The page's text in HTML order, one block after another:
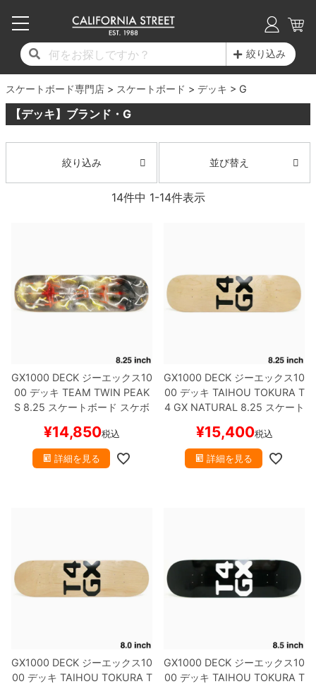
絞り込み
スケートボード専門店 スケートボード デッキ G
【デッキ】ブランド・G
絞り込み 並び替え
14件中 1-14件表示
GX1000 DECK ジーエックス10
00 デッキ TEAM TWIN PEAK
S 8.25 スケートボード スケボ
¥14,850税込
詳細を見る
GX1000 DECK ジーエックス10
00 デッキ TAIHOU TOKURA T
4 GX NATURAL 8.25 スケート
¥15,400税込
詳細を見る
GX1000 DECK ジーエックス10
00 デッキ TAIHOU TOKURA T
GX1000 DECK ジーエックス10
00 デッキ TAIHOU TOKURA T
17時までのご注文は当日発送！
11,000円以上で送料無料！
毎月1日はポイント5倍！10日と20日は3倍！
コンプリートセット（完成品）
デッキ
17時までのご注文は当日発送！
11,000円以上で送料無料！
毎月1日はポイント5倍！10日と20日は3倍！
デッキ新着一覧
デッキブランド一覧（全てのデッキ）
サイズからデッキを選ぶ
子供用デッキ
7.0inch以下
7.2inch
7.8inch
8.0inch
8.1inch
8.2inch
8.5inch
8.6inch
8.8inch
17時までのご注文は当日発送！
11,000円以上で送料無料！
毎月1日はポイント5倍！10日と20日は3倍！
トラック新着一覧
トラックブランド一覧（全てのトラック）
適合デッキサイズから選ぶ
7.0inch以下
7.2inch
7.3inch
7.9inch
8.1inch
8.2inch
8.3inch
8.6inch
8.7inch
8.9inch
17時までのご注文は当日発送！
11,000円以上で送料無料！
毎月1日はポイント5倍！10日と20日は3倍！
ウィール新着一覧
ウィールブランド一覧（全てのウィール）
ウィールをサイズから選ぶ
50mm
51mm
52mm
57mm
59mm
60mm
62mm
65mm
70mm
75mm
ボーンズ XF（エックスフォーミュラ）
パウエルペラルタ DF（ドラゴンフォーミュ
ラ）
ソフトウィール（クルーザー）
デッキテープ
パーツ・その他
ヘルメット・パッド
メディア（雑誌・DVD・CD）
17時までのご注文は当日発送！
11,000円以上で送料無料！
毎月1日はポイント5倍！10日と20日は3倍！
シューズ新着一覧
シューズブランド一覧
シューズをサイズから選ぶ
20cm
21cm
22cm
24.5cm
25.5cm
26cm
26.5cm
28cm
28.5cm
29.5cm
シューレース・その他
17時までのご注文は当日発送！
11,000円以上で送料無料！
毎月1日はポイント5倍！10日と20日は3倍！
Tシャツ
ロングスリーブTシャツ
パンツ
長袖ボタンシャツ
半袖シャツ
アンダーウエア
17時までのご注文は当日発送！
11,000円以上で送料無料！
毎月1日はポイント5倍！10日と20日は3倍！
最新ブログ一覧
カテゴリー
17時までのご注文は当日発送！
11,000円以上で送料無料！
毎月1日はポイント5倍！10日と20日は3倍！
初心者の方へ
INFO
17時までのご注文は当日発送！
11,000円以上で送料無料！
毎月1日はポイント5倍！10日と20日は3倍！
店舗情報
ショップライダー紹介
プライバシーポリシー